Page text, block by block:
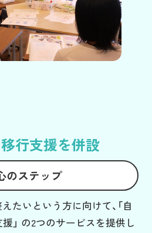
行支援を併設
のステップ
たいという方に向けて、「自
援」 の2つのサービスを提供し